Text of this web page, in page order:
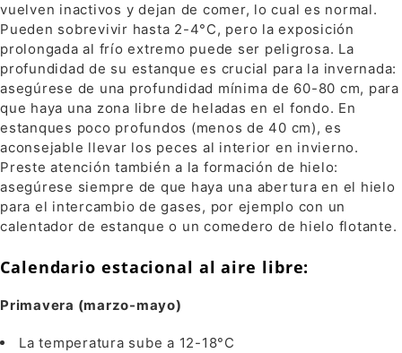
vuelven inactivos y dejan de comer, lo cual es normal.
Pueden sobrevivir hasta 2-4°C, pero la exposición
prolongada al frío extremo puede ser peligrosa. La
profundidad de su estanque es crucial para la invernada:
asegúrese de una profundidad mínima de 60-80 cm, para
que haya una zona libre de heladas en el fondo. En
estanques poco profundos (menos de 40 cm), es
aconsejable llevar los peces al interior en invierno.
Preste atención también a la formación de hielo:
asegúrese siempre de que haya una abertura en el hielo
para el intercambio de gases, por ejemplo con un
calentador de estanque o un comedero de hielo flotante.
Calendario estacional al aire libre:
Primavera (marzo-mayo)
La temperatura sube a 12-18°C